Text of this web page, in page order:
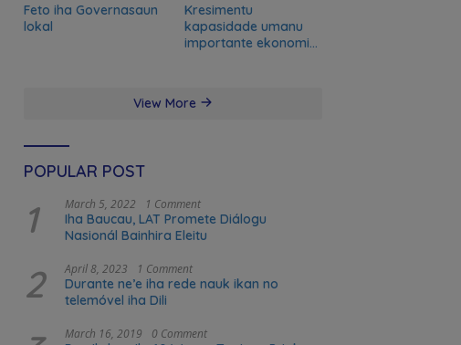
Feto iha Governasaun
lokal
Kresimentu
kapasidade umanu
importante ekonomia
View More
POPULAR POST
1 March 5, 2022 1 Comment
Iha Baucau, LAT Promete Diálogu
Nasionál Bainhira Eleitu
2 April 8, 2023 1 Comment
Durante ne’e iha rede nauk ikan no
telemóvel iha Dili
March 16, 2019 0 Comment